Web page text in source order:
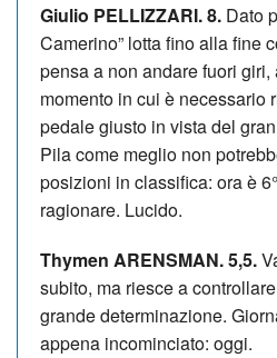
Giulio PELLIZZARI. 8. Dato
Camerino” lotta fino alla fine
pensa a non andare fuori giri,
momento in cui è necessario
pedale giusto in vista del
Pila come meglio non
posizioni in classifica: ora è
ragionare. Lucido.
Thymen ARENSMAN. 5,5.
subito, ma riesce a
grande determinazione.
appena incominciato: oggi.